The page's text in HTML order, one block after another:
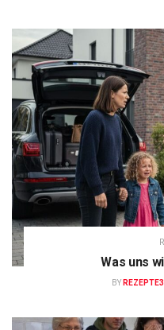
Was uns
BY